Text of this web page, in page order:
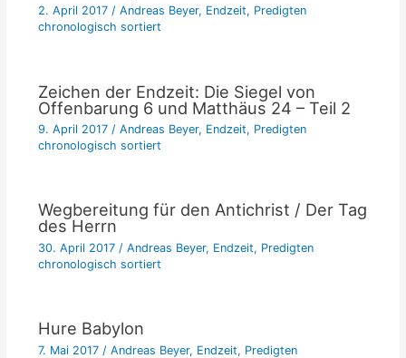
2. April 2017 / Andreas Beyer, Endzeit, Predigten
chronologisch sortiert
Zeichen der Endzeit: Die Siegel von
Offenbarung 6 und Matthäus 24 – Teil 2
9. April 2017 / Andreas Beyer, Endzeit, Predigten
chronologisch sortiert
Wegbereitung für den Antichrist / Der Tag
des Herrn
30. April 2017 / Andreas Beyer, Endzeit, Predigten
chronologisch sortiert
Hure Babylon
7. Mai 2017 / Andreas Beyer, Endzeit, Predigten